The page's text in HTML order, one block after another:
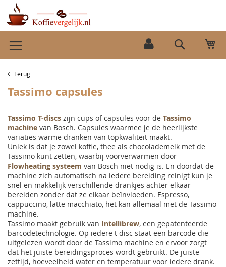
naar
Search
Terug
Tassimo capsules
Tassimo T-discs zijn cups of capsules voor de Tassimo
machine van Bosch. Capsules waarmee je de heerlijkste
variaties warme dranken van topkwaliteit maakt.
Uniek is dat je zowel koffie, thee als chocolademelk met de
Tassimo kunt zetten, waarbij voorverwarmen door
Flowheating systeem van Bosch niet nodig is. En doordat de
machine zich automatisch na iedere bereiding reinigt kun je
snel en makkelijk verschillende drankjes achter elkaar
bereiden zonder dat ze elkaar beïnvloeden. Espresso,
cappuccino, latte macchiato, het kan allemaal met de Tassimo
machine.
Tassimo maakt gebruik van Intellibrew, een gepatenteerde
barcodetechnologie. Op iedere t disc staat een barcode die
uitgelezen wordt door de Tassimo machine en ervoor zorgt
dat het juiste bereidingsproces wordt gebruikt. De juiste
zettijd, hoeveelheid water en temperatuur voor iedere drank.